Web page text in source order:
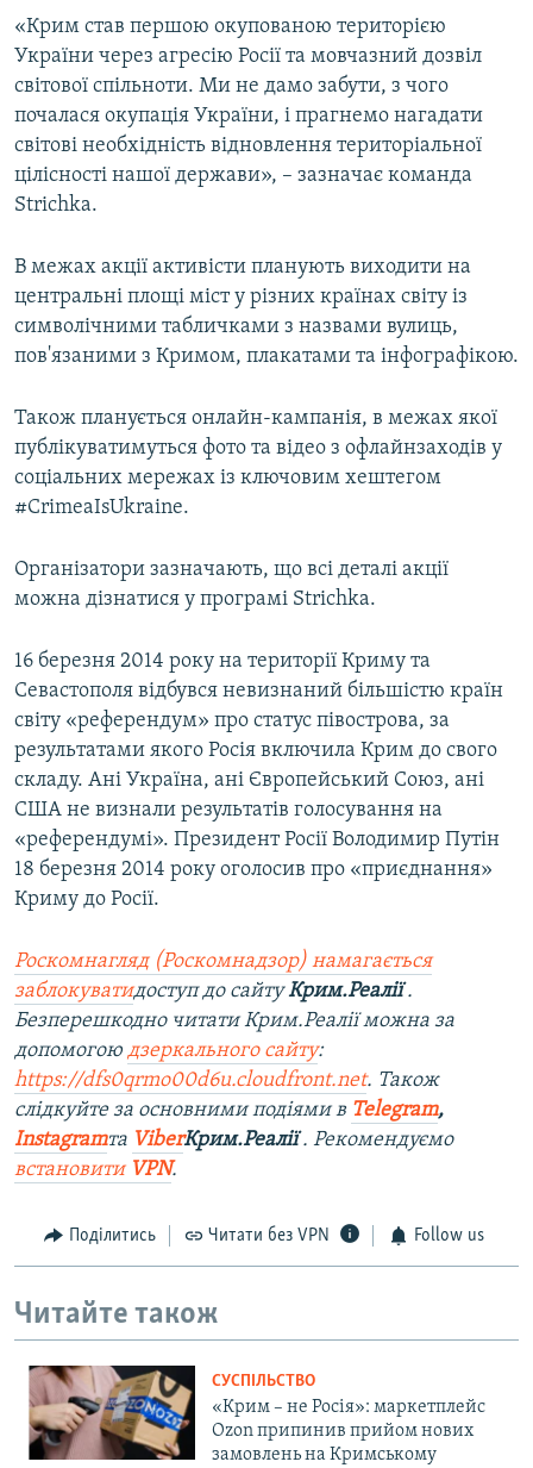
«Крим став першою окупованою територією
України через агресію Росії та мовчазний дозвіл
світової спільноти. Ми не дамо забути, з чого
почалася окупація України, і прагнемо нагадати
світові необхідність відновлення територіальної
цілісності нашої держави», – зазначає команда
Strichka.
В межах акції активісти планують виходити на
центральні площі міст у різних країнах світу із
символічними табличками з назвами вулиць,
пов'язаними з Кримом, плакатами та інфографікою.
Також планується онлайн-кампанія, в межах якої
публікуватимуться фото та відео з офлайнзаходів у
соціальних мережах із ключовим хештегом
#CrimeaIsUkraine.
Організатори зазначають, що всі деталі акції
можна дізнатися у програмі Strichka.
16 березня 2014 року на території Криму та
Севастополя відбувся невизнаний більшістю країн
світу «референдум» про статус півострова, за
результатами якого Росія включила Крим до свого
складу. Ані Україна, ані Європейський Союз, ані
США не визнали результатів голосування на
«референдумі». Президент Росії Володимир Путін
18 березня 2014 року оголосив про «приєднання»
Криму до Росії.
Роскомнагляд (Роскомнадзор) намагається
заблокуватидоступ до сайтуКрим.Реалії.
Безперешкодно читати Крим.Реалії можна за
допомогою дзеркального сайту:
https://dfs0qrmo00d6u.cloudfront.net. Також
слідкуйте за основними подіями в Telegram,
Instagramта ViberКрим.Реалії. Рекомендуємо
встановити VPN.
Поділитись Читати без VPN Follow us
Читайте також
СУСПІЛЬСТВО
«Крим – не Росія»: маркетплейс
Ozon припинив прийом нових
замовлень на Кримському